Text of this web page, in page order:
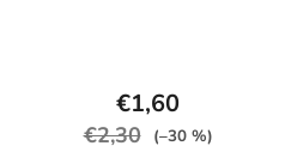
€1,60
€2,30 (–30 %)